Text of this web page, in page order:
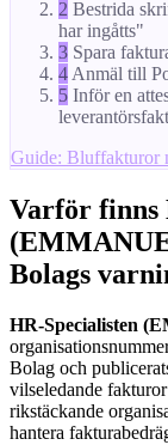
2 Bestrida
har ingåtts"
3 Spara
4 Anmäl till
5 Inför en
Guide: Bluffakturor
Varför finns
Bolags
HR-Specialisten
Bolag och
vilseledande
rikstäckande
hantera